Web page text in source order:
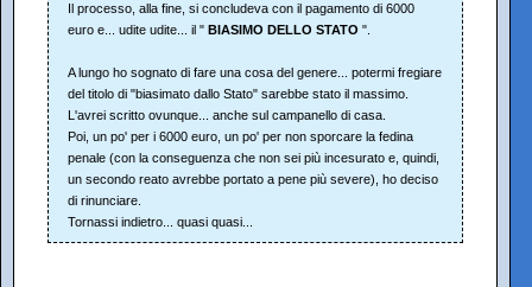
Il processo, alla fine, si concludeva con il pagamento di 6000
euro e... udite udite... il " BIASIMO DELLO STATO ".
A lungo ho sognato di fare una cosa del genere... potermi fregiare
del titolo di "biasimato dallo Stato" sarebbe stato il massimo.
L'avrei scritto ovunque... anche sul campanello di casa.
Poi, un po' per i 6000 euro, un po' per non sporcare la fedina
penale (con la conseguenza che non sei più incesurato e, quindi,
un secondo reato avrebbe portato a pene più severe), ho deciso
di rinunciare.
Tornassi indietro... quasi quasi...